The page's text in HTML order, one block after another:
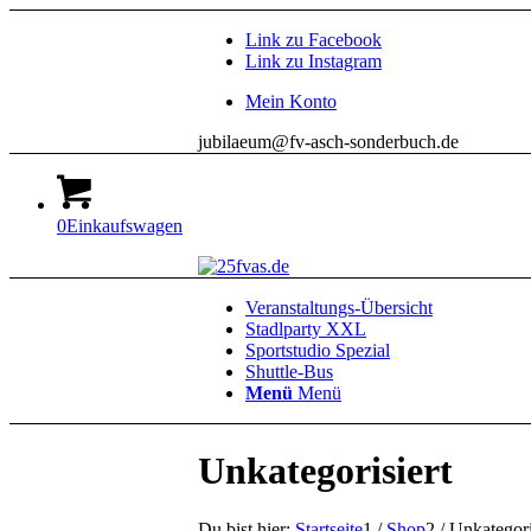
Link zu Facebook
Link zu Instagram
Mein Konto
jubilaeum@fv-asch-sonderbuch.de
0Einkaufswagen
Veranstaltungs-Übersicht
Stadlparty XXL
Sportstudio Spezial
Shuttle-Bus
Menü Menü
Unkategorisiert